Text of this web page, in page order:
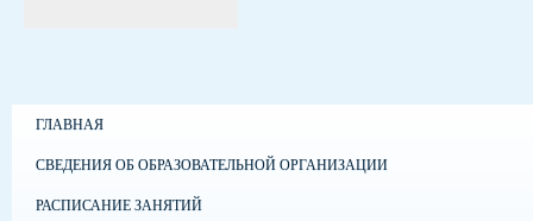
ГЛАВНАЯ
СВЕДЕНИЯ ОБ ОБРАЗОВАТЕЛЬНОЙ ОРГАНИЗАЦИИ
РАСПИСАНИЕ ЗАНЯТИЙ